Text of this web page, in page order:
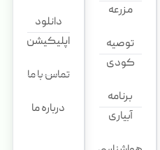
مزرعه
توصیه
کودی
برنامه
آبیاری
دانلود
اپلیکیشن
تماس با ما
درباره ما